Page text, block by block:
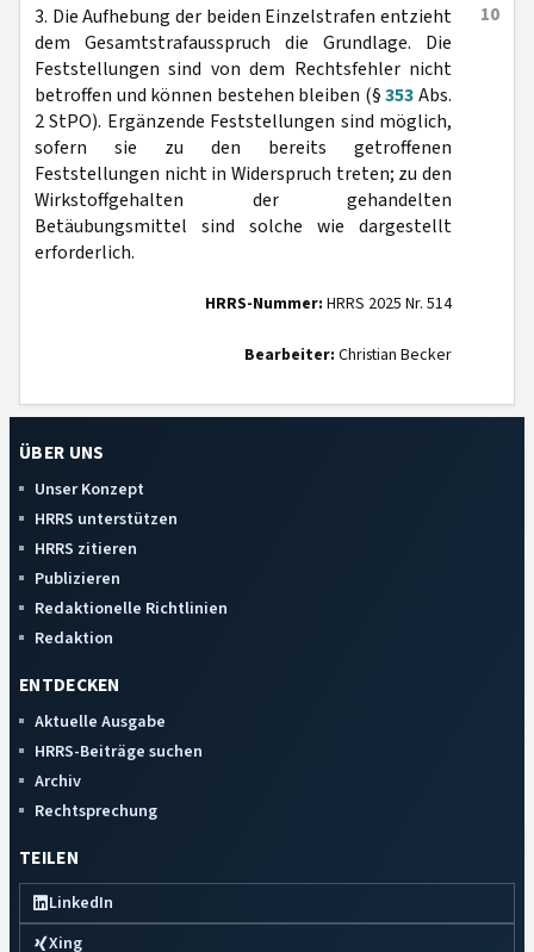
10
3. Die Aufhebung der beiden Einzelstrafen entzieht
dem Gesamtstrafausspruch die Grundlage. Die
Feststellungen sind von dem Rechtsfehler nicht
betroffen und können bestehen bleiben (§353Abs.
2 StPO). Ergänzende Feststellungen sind möglich,
sofern sie zu den bereits getroffenen
Feststellungen nicht in Widerspruch treten; zu den
Wirkstoffgehalten der gehandelten
Betäubungsmittel sind solche wie dargestellt
erforderlich.
HRRS-Nummer: HRRS 2025 Nr. 514
Bearbeiter: Christian Becker
ÜBER UNS
Unser Konzept
HRRS unterstützen
HRRS zitieren
Publizieren
Redaktionelle Richtlinien
Redaktion
ENTDECKEN
Aktuelle Ausgabe
HRRS-Beiträge suchen
Archiv
Rechtsprechung
TEILEN
LinkedIn
Xing